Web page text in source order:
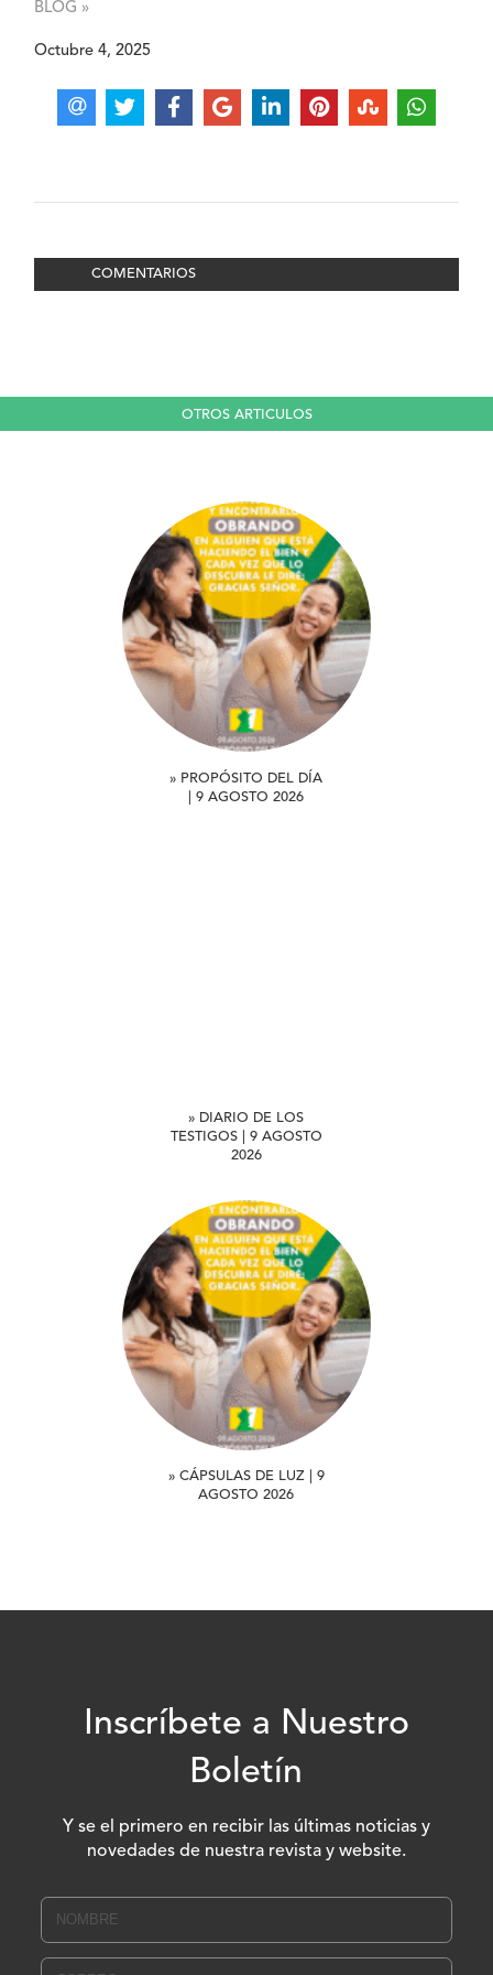
BLOG »
Octubre 4, 2025
COMENTARIOS
OTROS ARTICULOS
» PROPÓSITO DEL DÍA
| 9 AGOSTO 2026
» DIARIO DE LOS
TESTIGOS | 9 AGOSTO
2026
» CÁPSULAS DE LUZ | 9
AGOSTO 2026
Inscríbete a Nuestro
Boletín
Y se el primero en recibir las últimas noticias y
novedades de nuestra revista y website.